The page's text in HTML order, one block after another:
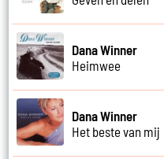
Dana Winner
Heimwee
Dana Winner
Het beste van mij